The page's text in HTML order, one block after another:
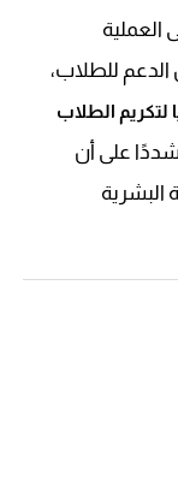
العملية
الدعم للطلاب،
لتكريم الطلاب
على أن
البشرية